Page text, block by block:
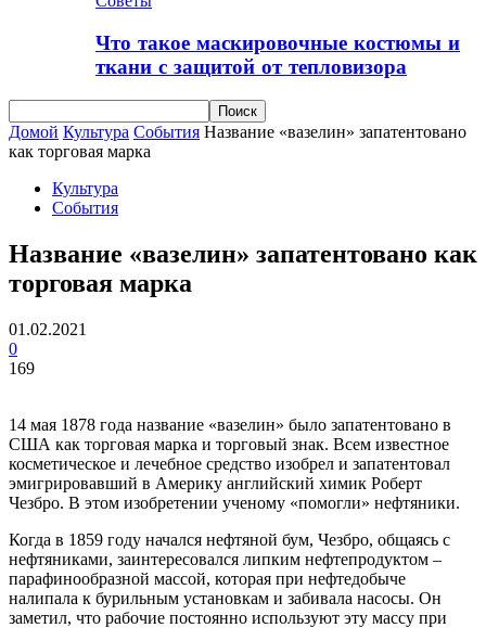
Что такое маскировочные костюмы и
ткани с защитой от тепловизора
Домой Культура События Название «вазелин» запатентовано
как торговая марка
Культура
События
Название «вазелин» запатентовано как
торговая марка
01.02.2021
0
169
14 мая 1878 года название «вазелин» было запатентовано в
США как торговая марка и торговый знак. Всем известное
косметическое и лечебное средство изобрел и запатентовал
эмигрировавший в Америку английский химик Роберт
Чезбро. В этом изобретении ученому «помогли» нефтяники.
Когда в 1859 году начался нефтяной бум, Чезбро, общаясь с
нефтяниками, заинтересовался липким нефтепродуктом –
парафинообразной массой, которая при нефтедобыче
налипала к бурильным установкам и забивала насосы. Он
заметил, что рабочие постоянно используют эту массу при